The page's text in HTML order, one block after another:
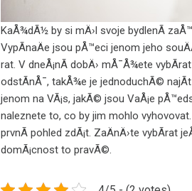
KaÅ¾dÃ½ by si mÄ›l svoje bydlenÃ­
VypÃ­naÄe jsou pÅ™eci jenom jeho
rat. V dneÅ¡nÃ­ dobÄ› mÅ¯Å¾ete
odstÃ­nÅ¯, takÅ¾e je jednoduchÃ©
jenom na VÃ¡s, jakÃ© jsou VaÅ¡e
naleznete to, co by jim mohlo
prvnÃ­ pohled zdÃ¡t. ZaÄnÄ›te vybÃ­rat
domÃ¡cnost to pravÃ©.